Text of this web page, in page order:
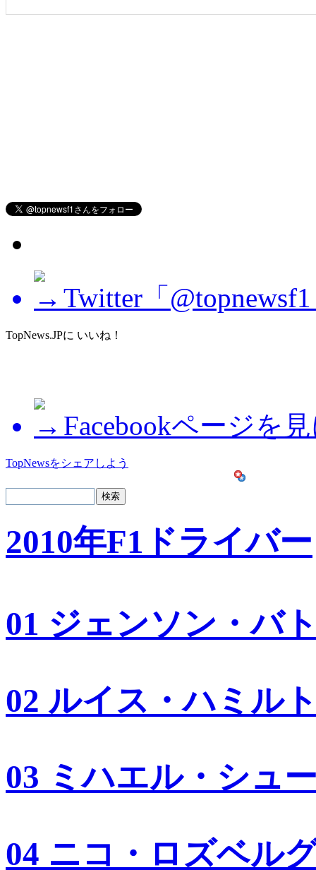
Twitter「
TopNews.JPに いいね！
Facebookページを
TopNewsをシェアしよう
2010年F1ドライバー
01 ジェンソン・バ
02 ルイス・ハミル
03 ミハエル・シュ
04 ニコ・ロズベル